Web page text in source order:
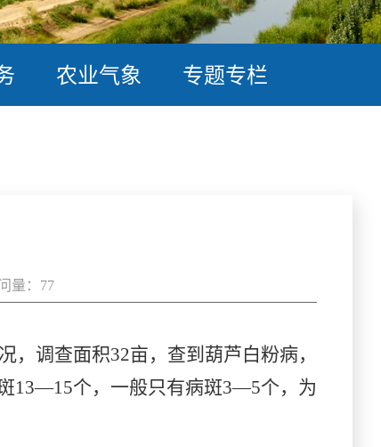
农业气象 专题专栏
量：77
调查面积32亩，查到葫芦白粉病，
13—15个，一般只有病斑3—5个，为